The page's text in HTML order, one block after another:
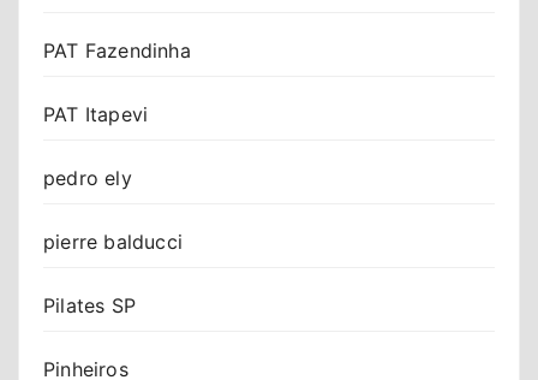
PAT Fazendinha
PAT Itapevi
pedro ely
pierre balducci
Pilates SP
Pinheiros